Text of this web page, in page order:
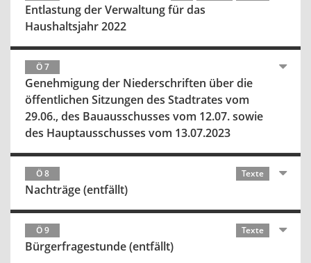
Entlastung der Verwaltung für das
Haushaltsjahr 2022
Ö 7
Genehmigung der Niederschriften über die
öffentlichen Sitzungen des Stadtrates vom
29.06., des Bauausschusses vom 12.07. sowie
des Hauptausschusses vom 13.07.2023
Ö 8 Texte
Nachträge (entfällt)
Ö 9 Texte
Bürgerfragestunde (entfällt)